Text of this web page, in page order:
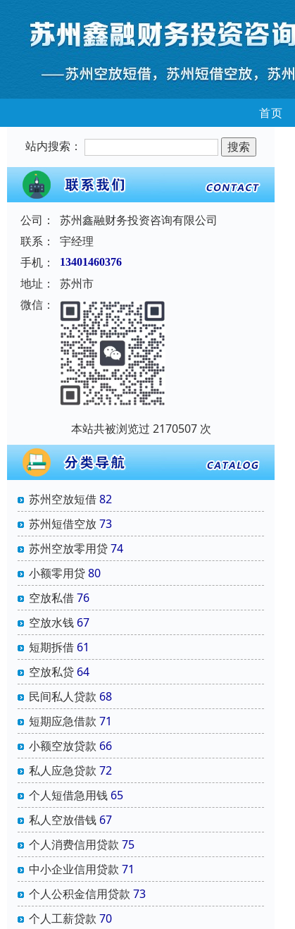
首页
站内搜索：
公司：
苏州鑫融财务投资咨询有限公司
联系：
宇经理
手机：
13401460376
地址：
苏州市
微信：
本站共被浏览过 2170507 次
苏州空放短借82
苏州短借空放73
苏州空放零用贷74
小额零用贷80
空放私借76
空放水钱 67
短期拆借 61
空放私贷 64
民间私人贷款 68
短期应急借款 71
小额空放贷款 66
私人应急贷款 72
个人短借急用钱 65
私人空放借钱 67
个人消费信用贷款 75
中小企业信用贷款 71
个人公积金信用贷款 73
个人工薪贷款 70